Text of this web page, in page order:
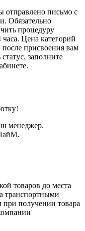
отправлено письмо с
Обязательно
процедуру
Цена категорий
присвоения вам
заполните
менеджер.
товаров до места
транспортными
при получении товара